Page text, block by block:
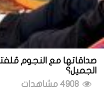
صداقاتها مع النجوم
الجميل؟